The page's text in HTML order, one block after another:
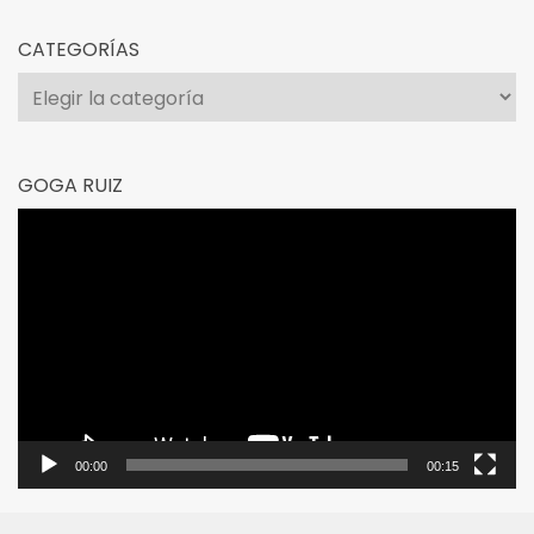
CATEGORÍAS
Categorías
GOGA RUIZ
00:00 00:15